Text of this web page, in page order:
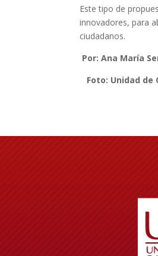
Este tipo de
innovadores, para
ciudadanos.
Por: Ana María
Foto: Unidad de